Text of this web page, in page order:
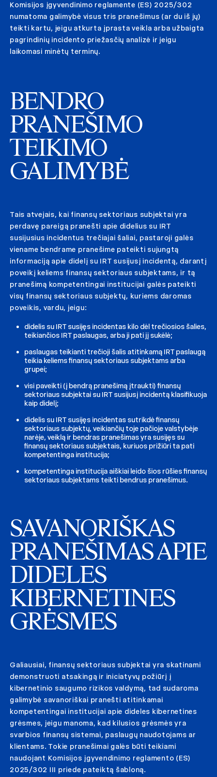
Komisijos įgyvendinimo reglamente (ES) 2025/302
numatoma galimybė visus tris pranešimus (ar du iš jų)
teikti kartu, jeigu atkurta įprasta veikla arba užbaigta
pagrindinių incidento priežasčių analizė ir jeigu
laikomasi minėtų terminų.
BENDRO
PRANEŠIMO
TEIKIMO
GALIMYBĖ
Tais atvejais, kai finansų sektoriaus subjektai yra
perdavę pareigą pranešti apie didelius su IRT
susijusius incidentus trečiajai šaliai, pastaroji galės
viename bendrame pranešime pateikti sujungtą
informaciją apie didelį su IRT susijusį incidentą, darantį
poveikį keliems finansų sektoriaus subjektams, ir tą
pranešimą kompetentingai institucijai galės pateikti
visų finansų sektoriaus subjektų, kuriems daromas
poveikis, vardu, jeigu:
didelis su IRT susijęs incidentas kilo dėl trečiosios šalies,
teikiančios IRT paslaugas, arba ji pati jį sukėlė;
paslaugas teikianti trečioji šalis atitinkamą IRT paslaugą
teikia keliems finansų sektoriaus subjektams arba
grupei;
visi paveikti (į bendrą pranešimą įtraukti) finansų
sektoriaus subjektai su IRT susijusį incidentą klasifikuoja
kaip didelį;
didelis su IRT susijęs incidentas sutrikdė finansų
sektoriaus subjektų, veikiančių toje pačioje valstybėje
narėje, veiklą ir bendras pranešimas yra susijęs su
finansų sektoriaus subjektais, kuriuos prižiūri ta pati
kompetentinga institucija;
kompetentinga institucija aiškiai leido šios rūšies finansų
sektoriaus subjektams teikti bendrus pranešimus.
SAVANORIŠKAS
PRANEŠIMAS APIE
DIDELES
KIBERNETINES
GRĖSMES
Galiausiai, finansų sektoriaus subjektai yra skatinami
demonstruoti atsakingą ir iniciatyvų požiūrį į
kibernetinio saugumo rizikos valdymą, tad sudaroma
galimybė savanoriškai pranešti atitinkamai
kompetentingai institucijai apie dideles kibernetines
grėsmes, jeigu manoma, kad kilusios grėsmės yra
svarbios finansų sistemai, paslaugų naudotojams ar
klientams. Tokie pranešimai galės būti teikiami
naudojant Komisijos įgyvendinimo reglamento (ES)
2025/302 III priede pateiktą šabloną.